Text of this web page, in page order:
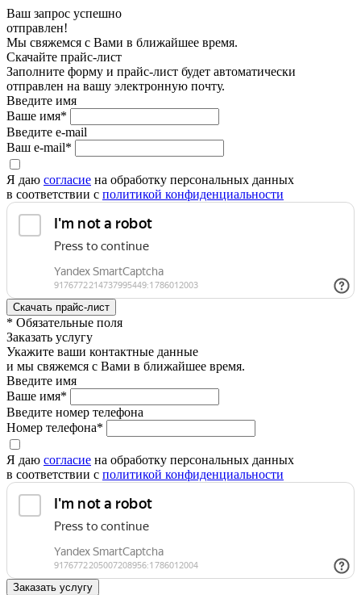
Ваш запрос успешно
отправлен!
Мы свяжемся с Вами в ближайшее время.
Скачайте прайс-лист
Заполните форму и прайс-лист будет автоматически
отправлен на вашу электронную почту.
Введите имя
Ваше имя*
Введите e-mail
Ваш e-mail*
Я даю согласие на обработку персональных данных
в соответствии с политикой конфиденциальности
* Обязательные поля
Заказать услугу
Укажите ваши контактные данные
и мы свяжемся с Вами в ближайшее время.
Введите имя
Ваше имя*
Введите номер телефона
Номер телефона*
Я даю согласие на обработку персональных данных
в соответствии с политикой конфиденциальности